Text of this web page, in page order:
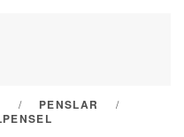
PENSLAR